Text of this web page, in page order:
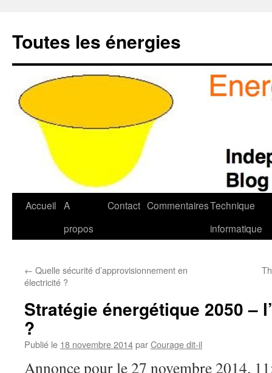
contenu
Toutes les énergies
Accueil A
propos
Contact CommentairesTechnique
informatique
← Quelle sécurité d’approvisionnement en
électricité ?
Stratégie énergétique 2050 –
?
Publié le 18 novembre 2014parCourage dit-il
Annonce pour le 27 novembre 2014,